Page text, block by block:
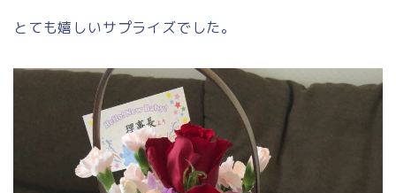
とても嬉しいサプライズでした。